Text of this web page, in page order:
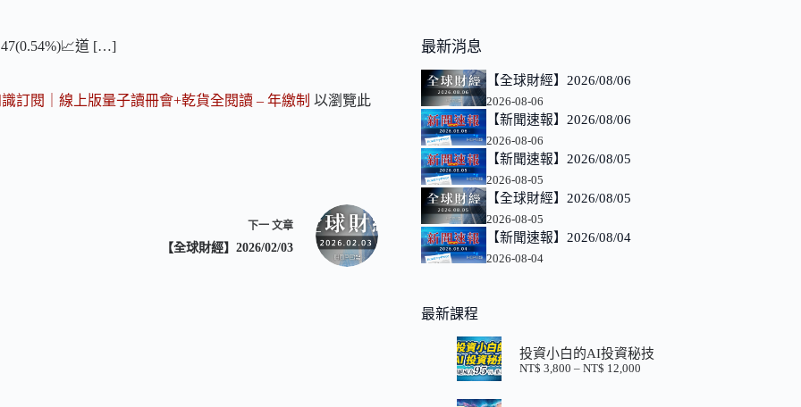
道 […]
訂閱｜線上版量子讀冊會+乾貨全閱讀 – 年繳制 以瀏覽此
下一 文章
【全球財經】2026/02/03
最新消息
【全球財經】2026/08/06
2026-08-06
【新聞速報】2026/08/06
2026-08-06
【新聞速報】2026/08/05
2026-08-05
【全球財經】2026/08/05
2026-08-05
【新聞速報】2026/08/04
2026-08-04
最新課程
投資小白的AI投資秘技
NT$ 3,800 – NT$ 12,000